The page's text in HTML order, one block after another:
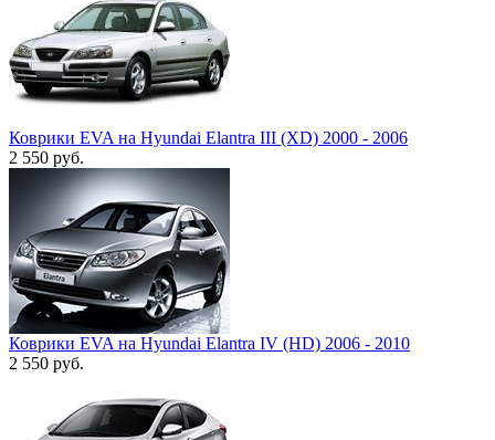
Коврики EVA на Hyundai Elantra III (XD) 2000 - 2006
2 550 руб.
Коврики EVA на Hyundai Elantra IV (HD) 2006 - 2010
2 550 руб.